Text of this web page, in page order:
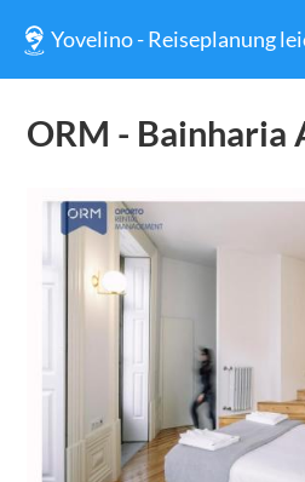
Yovelino - Reiseplanung
ORM - Bainharia